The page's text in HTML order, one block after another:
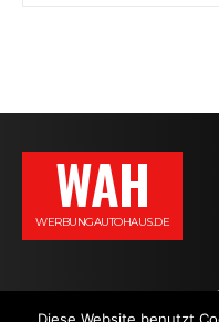
WAH
WERBUNGAUTOHAUS.DE
AGB